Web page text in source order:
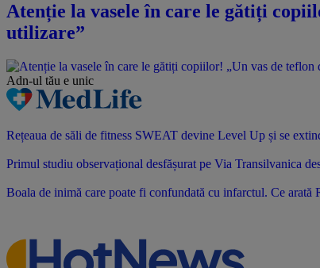
Atenție la vasele în care le gătiți
utilizare”
Adn-ul tău e unic
Rețeaua de săli de fitness SWEAT devine Level Up și se
Primul studiu observațional desfășurat pe Via Transilvanica
Boala de inimă care poate fi confundată cu infarctul. Ce arată